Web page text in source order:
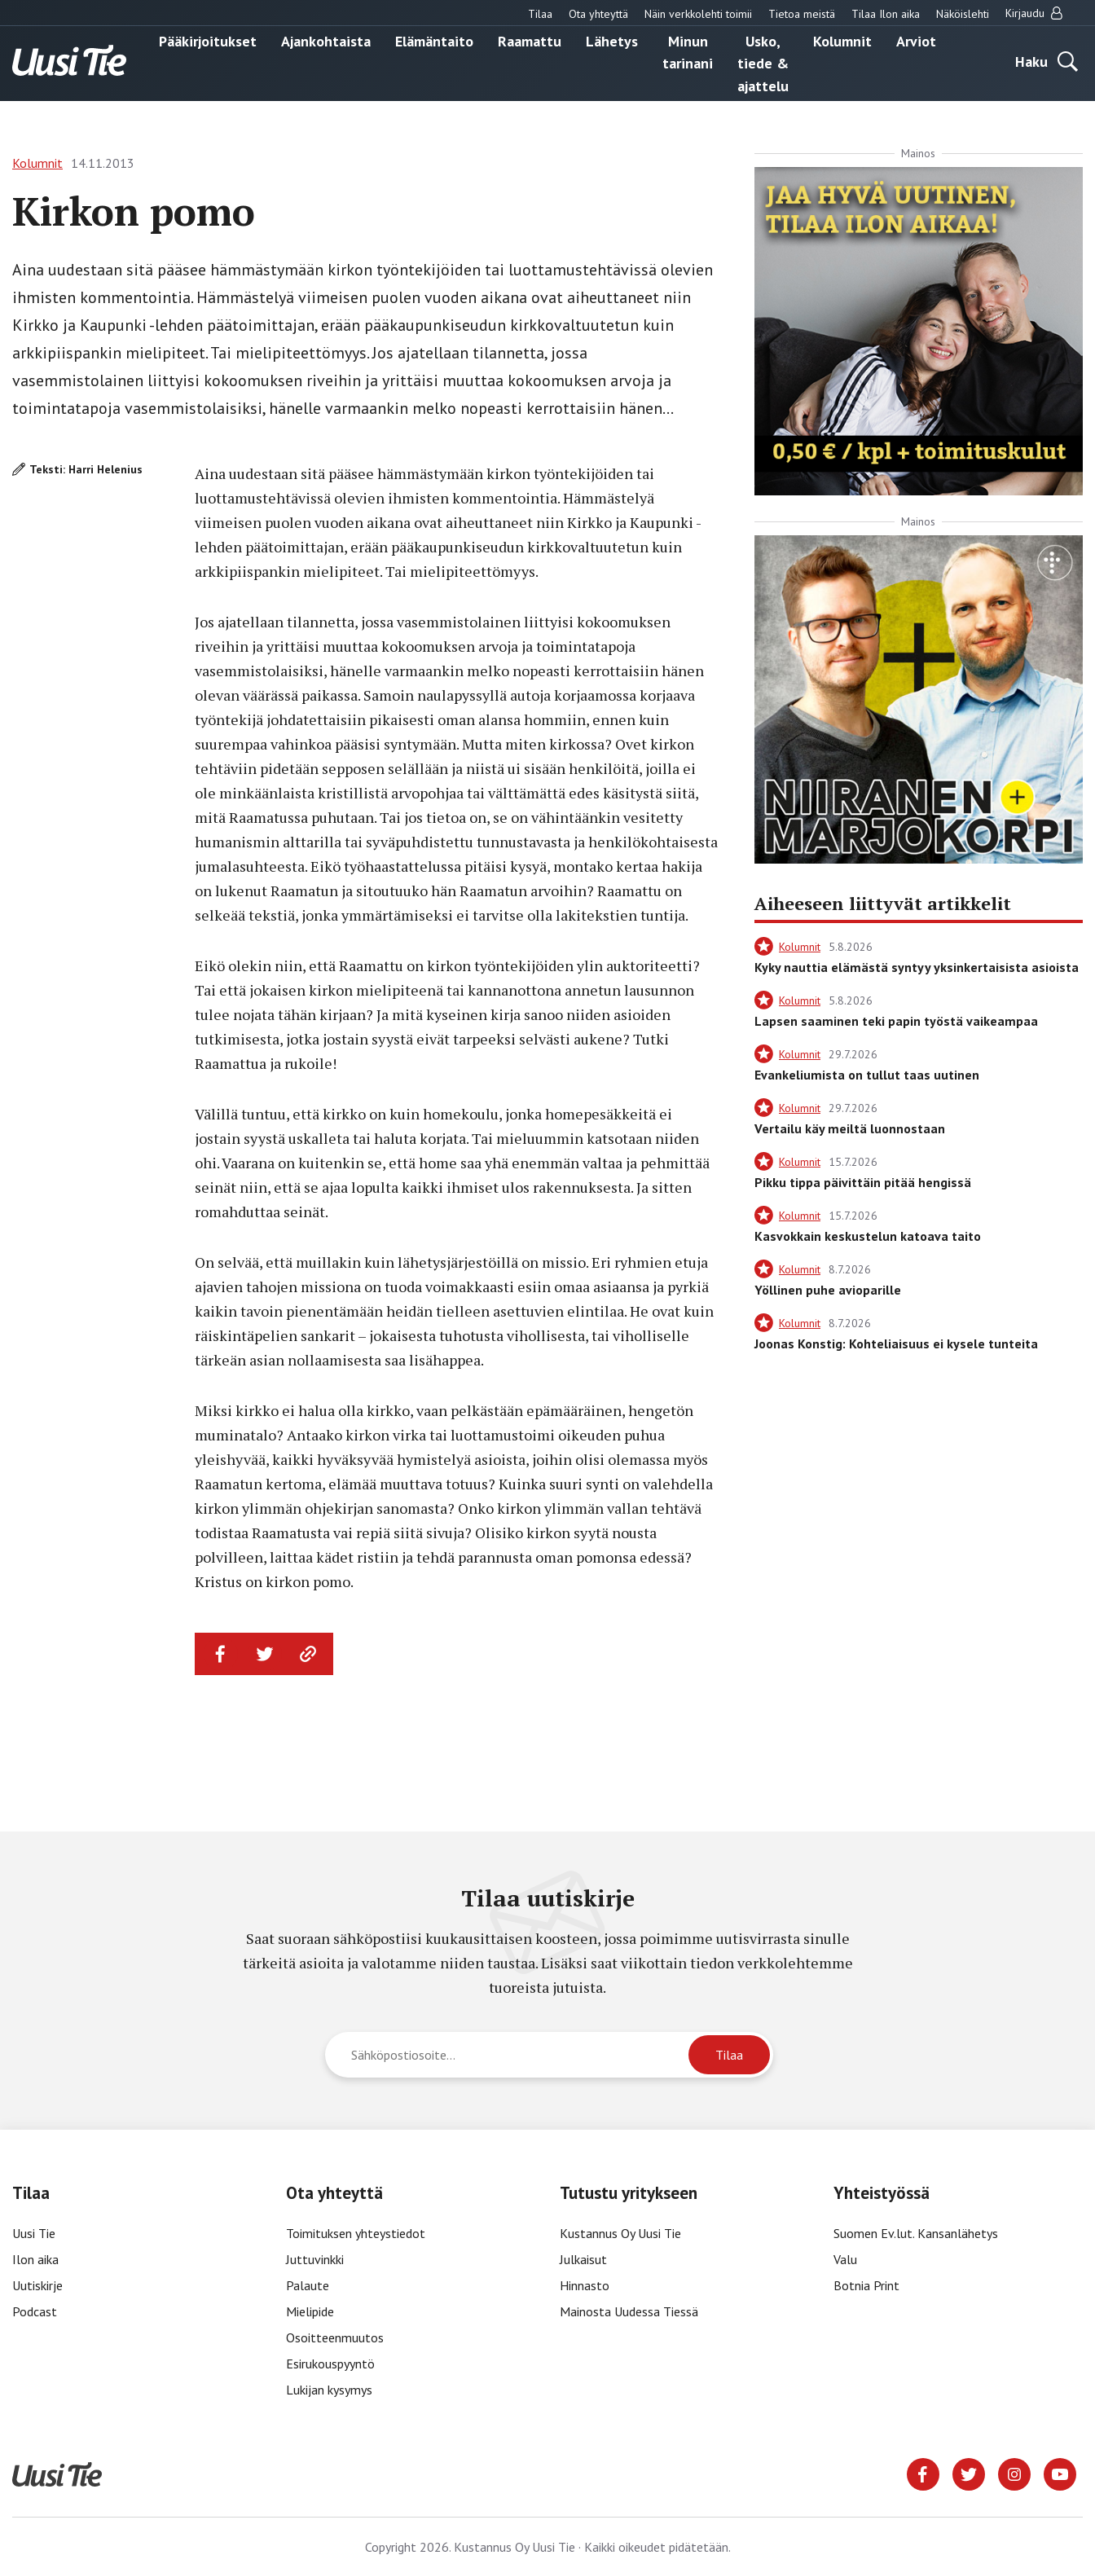
Tilaa Ota yhteyttä Näin verkkolehti toimii Tietoa meistä Tilaa Ilon aika Näköislehti Kirjaudu
Pääkirjoitukset Ajankohtaista Elämäntaito Raamattu Lähetys
Minun
tarinani
Usko,
tiede &
ajattelu
Kolumnit
Arviot
Haku
Kolumnit 14.11.2013
Kirkon pomo
Aina uudestaan sitä pääsee hämmästymään kirkon työntekijöiden tai luottamustehtävissä olevien
ihmisten kommentointia. Hämmästelyä viimeisen puolen vuoden aikana ovat aiheuttaneet niin
Kirkko ja Kaupunki -lehden päätoimittajan, erään pääkaupunkiseudun kirkkovaltuutetun kuin
arkkipiispankin mielipiteet. Tai mielipiteettömyys. Jos ajatellaan tilannetta, jossa
vasemmistolainen liittyisi kokoomuksen riveihin ja yrittäisi muuttaa kokoomuksen arvoja ja
toimintatapoja vasemmistolaisiksi, hänelle varmaankin melko nopeasti kerrottaisiin hänen...
Teksti: Harri Helenius
Aina uudestaan sitä pääsee hämmästymään kirkon työntekijöiden tai
luottamustehtävissä olevien ihmisten kommentointia. Hämmästelyä
viimeisen puolen vuoden aikana ovat aiheuttaneet niin Kirkko ja Kaupunki -
lehden päätoimittajan, erään pääkaupunkiseudun kirkkovaltuutetun kuin
arkkipiispankin mielipiteet. Tai mielipiteettömyys.
Jos ajatellaan tilannetta, jossa vasemmistolainen liittyisi kokoomuksen
riveihin ja yrittäisi muuttaa kokoomuksen arvoja ja toimintatapoja
vasemmistolaisiksi, hänelle varmaankin melko nopeasti kerrottaisiin hänen
olevan väärässä paikassa. Samoin naulapyssyllä autoja korjaamossa korjaava
työntekijä johdatettaisiin pikaisesti oman alansa hommiin, ennen kuin
suurempaa vahinkoa pääsisi syntymään. Mutta miten kirkossa? Ovet kirkon
tehtäviin pidetään sepposen selällään ja niistä ui sisään henkilöitä, joilla ei
ole minkäänlaista kristillistä arvopohjaa tai välttämättä edes käsitystä siitä,
mitä Raamatussa puhutaan. Tai jos tietoa on, se on vähintäänkin vesitetty
humanismin alttarilla tai syväpuhdistettu tunnustavasta ja henkilökohtaisesta
jumalasuhteesta. Eikö työhaastattelussa pitäisi kysyä, montako kertaa hakija
on lukenut Raamatun ja sitoutuuko hän Raamatun arvoihin? Raamattu on
selkeää tekstiä, jonka ymmärtämiseksi ei tarvitse olla lakitekstien tuntija.
Eikö olekin niin, että Raamattu on kirkon työntekijöiden ylin auktoriteetti?
Tai että jokaisen kirkon mielipiteenä tai kannanottona annetun lausunnon
tulee nojata tähän kirjaan? Ja mitä kyseinen kirja sanoo niiden asioiden
tutkimisesta, jotka jostain syystä eivät tarpeeksi selvästi aukene? Tutki
Raamattua ja rukoile!
Välillä tuntuu, että kirkko on kuin homekoulu, jonka homepesäkkeitä ei
jostain syystä uskalleta tai haluta korjata. Tai mieluummin katsotaan niiden
ohi. Vaarana on kuitenkin se, että home saa yhä enemmän valtaa ja pehmittää
seinät niin, että se ajaa lopulta kaikki ihmiset ulos rakennuksesta. Ja sitten
romahduttaa seinät.
On selvää, että muillakin kuin lähetysjärjestöillä on missio. Eri ryhmien etuja
ajavien tahojen missiona on tuoda voimakkaasti esiin omaa asiaansa ja pyrkiä
kaikin tavoin pienentämään heidän tielleen asettuvien elintilaa. He ovat kuin
räiskintäpelien sankarit – jokaisesta tuhotusta vihollisesta, tai viholliselle
tärkeän asian nollaamisesta saa lisähappea.
Miksi kirkko ei halua olla kirkko, vaan pelkästään epämääräinen, hengetön
muminatalo? Antaako kirkon virka tai luottamustoimi oikeuden puhua
yleishyvää, kaikki hyväksyvää hymistelyä asioista, joihin olisi olemassa myös
Raamatun kertoma, elämää muuttava totuus? Kuinka suuri synti on valehdella
kirkon ylimmän ohjekirjan sanomasta? Onko kirkon ylimmän vallan tehtävä
todistaa Raamatusta vai repiä siitä sivuja? Olisiko kirkon syytä nousta
polvilleen, laittaa kädet ristiin ja tehdä parannusta oman pomonsa edessä?
Kristus on kirkon pomo.
Mainos
Mainos
Aiheeseen liittyvät artikkelit
Kolumnit 5.8.2026
Kyky nauttia elämästä syntyy yksinkertaisista asioista
Kolumnit 5.8.2026
Lapsen saaminen teki papin työstä vaikeampaa
Kolumnit 29.7.2026
Evankeliumista on tullut taas uutinen
Kolumnit 29.7.2026
Vertailu käy meiltä luonnostaan
Kolumnit 15.7.2026
Pikku tippa päivittäin pitää hengissä
Kolumnit 15.7.2026
Kasvokkain keskustelun katoava taito
Kolumnit 8.7.2026
Yöllinen puhe avioparille
Kolumnit 8.7.2026
Joonas Konstig: Kohteliaisuus ei kysele tunteita
Tilaa uutiskirje
Saat suoraan sähköpostiisi kuukausittaisen koosteen, jossa poimimme uutisvirrasta sinulle
tärkeitä asioita ja valotamme niiden taustaa. Lisäksi saat viikottain tiedon verkkolehtemme
tuoreista jutuista.
Tilaa
Uusi Tie
Ilon aika
Uutiskirje
Podcast
Ota yhteyttä
Toimituksen yhteystiedot
Juttuvinkki
Palaute
Mielipide
Osoitteenmuutos
Esirukouspyyntö
Lukijan kysymys
Tutustu yritykseen
Kustannus Oy Uusi Tie
Julkaisut
Hinnasto
Mainosta Uudessa Tiessä
Yhteistyössä
Suomen Ev.lut. Kansanlähetys
Valu
Botnia Print
Copyright 2026. Kustannus Oy Uusi Tie · Kaikki oikeudet pidätetään.